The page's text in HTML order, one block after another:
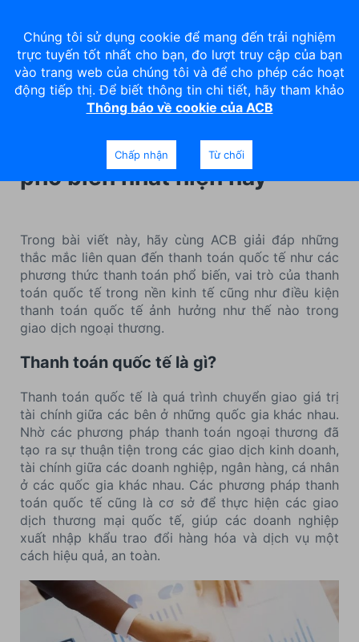
Thanh toán quốc tế là gì?
Tổng hợp các loại thanh toán
phổ biến nhất hiện nay
Trong bài viết này, hãy cùng ACB giải đáp những
thắc mắc liên quan đến thanh toán quốc tế như các
phương thức thanh toán phổ biến, vai trò của thanh
toán quốc tế trong nền kinh tế cũng như điều kiện
thanh toán quốc tế ảnh hưởng như thế nào trong
giao dịch ngoại thương.
Thanh toán quốc tế là gì?
Thanh toán quốc tế là quá trình chuyển giao giá trị
tài chính giữa các bên ở những quốc gia khác nhau.
Nhờ các phương pháp thanh toán ngoại thương đã
tạo ra sự thuận tiện trong các giao dịch kinh doanh,
tài chính giữa các doanh nghiệp, ngân hàng, cá nhân
ở các quốc gia khác nhau. Các phương pháp thanh
toán quốc tế cũng là cơ sở để thực hiện các giao
dịch thương mại quốc tế, giúp các doanh nghiệp
xuất nhập khẩu trao đổi hàng hóa và dịch vụ một
cách hiệu quả, an toàn.
Chúng tôi sử dụng cookie để mang đến trải nghiệm
trực tuyến tốt nhất cho bạn, đo lượt truy cập của bạn
vào trang web của chúng tôi và để cho phép các hoạt
động tiếp thị. Để biết thông tin chi tiết, hãy tham khảo
Thông báo về cookie của ACB
Chấp nhận Từ chối